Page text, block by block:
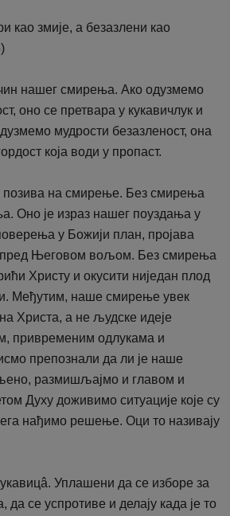
као змије, а безазлени као
нашег смирења. Ако одузмемо
оно се претвара у кукавичлук и
мудрости безазленост, она
која води у пропаст.
позива на смирење. Без смирења
Оно је израз нашег поуздања у
у Божији план, пројава
Његовом вољом. Без смирења
Христу и окусити ниједан плод
Међутим, наше смирење увек
Христа, а не људске идеје
привременим одлукама и
препознали да ли је наше
размишљајмо и главом и
Духу доживимо ситуације које су
нађимо решење. Оци то називају
Уплашени да се изборе за
се успротиве и делају када је то